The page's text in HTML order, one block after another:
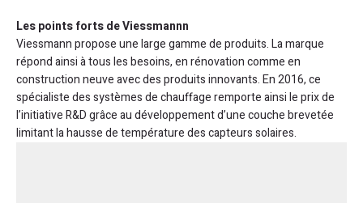
Les points forts de Viessmannn
Viessmann propose une large gamme de produits. La marque
répond ainsi à tous les besoins, en rénovation comme en
construction neuve avec des produits innovants. En 2016, ce
spécialiste des systèmes de chauffage remporte ainsi le prix de
l’initiative R&D grâce au développement d’une couche brevetée
limitant la hausse de température des capteurs solaires.